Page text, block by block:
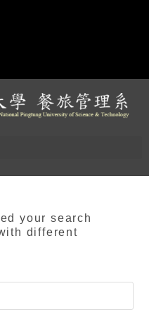
your search
different